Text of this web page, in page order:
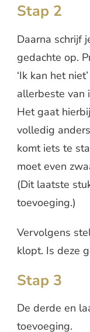
Stap 2
Daarna schrijf
gedachte op.
‘Ik kan het
allerbeste van
Het gaat
volledig
komt iets te
moet even
(Dit laatste
toevoeging.)
Vervolgens
klopt. Is deze
Stap 3
De derde en
toevoeging.